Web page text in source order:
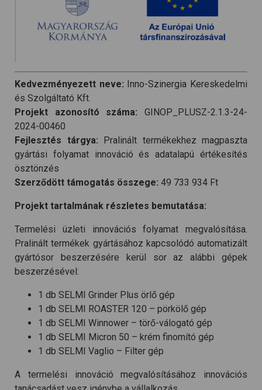
Kedvezményezett neve: Inno-Szinergia Kereskedelmi
és Szolgáltató Kft.
Projekt azonosító száma: GINOP_PLUSZ-2.1.3-24-
2024-00460
Fejlesztés tárgya: Pralinált termékekhez magpaszta
gyártási folyamat innováció és adatalapú értékesítés
ösztönzés
Szerződött támogatás összege: 49 733 934 Ft
Projekt tartalmának részletes bemutatása:
Termelési üzleti innovációs folyamat megvalósítása.
Pralinált termékek gyártásához kapcsolódó automatizált
gyártósor beszerzésére kerül sor az alábbi gépek
beszerzésével:
1 db SELMI Grinder Plus örlő gép
1 db SELMI ROASTER 120 – pörkölő gép
1 db SELMI Winnower – törő-válogató gép
1 db SELMI Micron 50 – krém finomító gép
1 db SELMI Vaglio – Filter gép
A termelési innováció megvalósításához innovációs